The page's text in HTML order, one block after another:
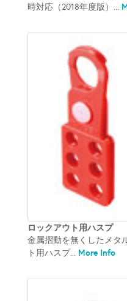
時対応（2018年度版）...
ロックアウト用ハスプ
金属摺動を無くしたメタ
ト用ハスプ... More Info